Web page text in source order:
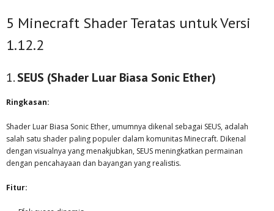
5 Minecraft Shader Teratas untuk Versi
1.12.2
1.SEUS (Shader Luar Biasa Sonic Ether)
Ringkasan:
Shader Luar Biasa Sonic Ether, umumnya dikenal sebagai SEUS, adalah
salah satu shader paling populer dalam komunitas Minecraft. Dikenal
dengan visualnya yang menakjubkan, SEUS meningkatkan permainan
dengan pencahayaan dan bayangan yang realistis.
Fitur: